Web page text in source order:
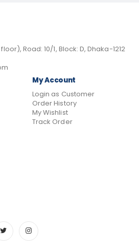
Road: 10/1, Block: D, Dhaka-1212
My Account
Login as Customer
Order History
My Wishlist
Track Order